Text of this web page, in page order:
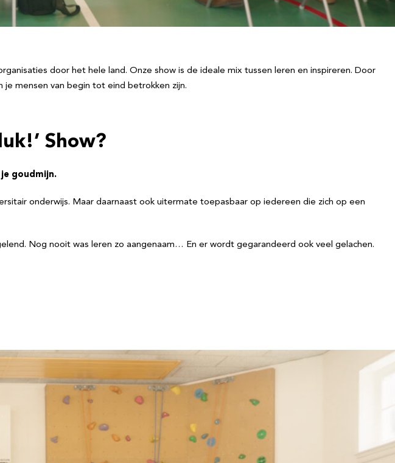
door het hele land. Onze show is de ideale mix tussen leren en inspireren. Door
mensen van begin tot eind betrokken zijn.
Show?
goudmijn.
onderwijs. Maar daarnaast ook uitermate toepasbaar op iedereen die zich op een
Nog nooit was leren zo aangenaam… En er wordt gegarandeerd ook veel gelachen.